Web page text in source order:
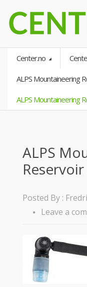
Center.no
ALPS Mountaineering
ALPS Mountaineering
ALPS
Posted By :
Leave a